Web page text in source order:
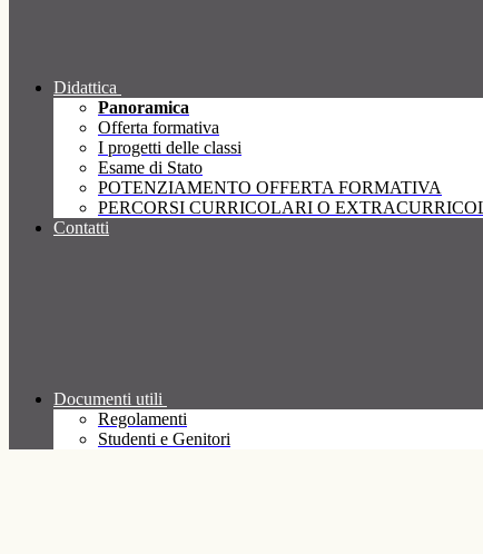
Didattica
Panoramica
Offerta formativa
I progetti delle classi
Esame di Stato
POTENZIAMENTO OFFERTA FORMATIVA
PERCORSI CURRICOLARI O
Contatti
Documenti utili
Regolamenti
Studenti e Genitori